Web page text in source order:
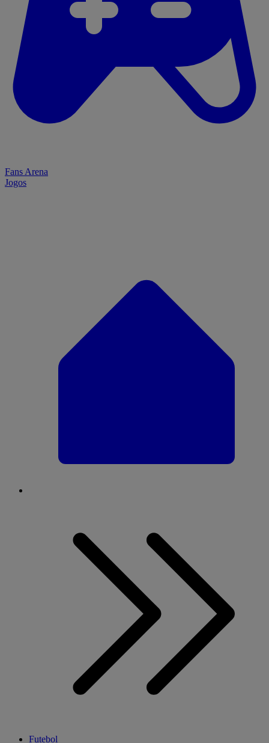
Fans Arena
Jogos
Futebol